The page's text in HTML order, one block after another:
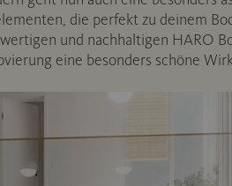
die perfekt zu deinem
und nachhaltigen HARO
eine besonders schöne